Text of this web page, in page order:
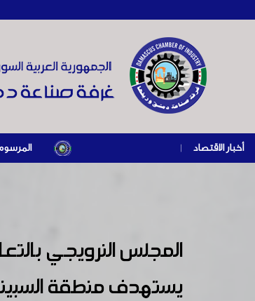
أخبار الاقتصاد | المرسوم الرئاسي رقم /69/ لعام 2026 .. دعم ضريبي للمنشآت المتضررة في إطار مسار
المجلس النرويجي
يستهدف منطقة